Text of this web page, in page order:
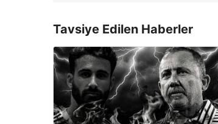
Tavsiye Edilen Haberler